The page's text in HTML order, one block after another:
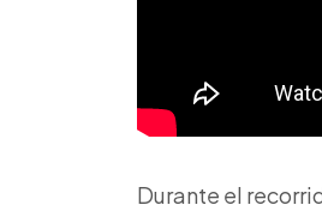
Durante el